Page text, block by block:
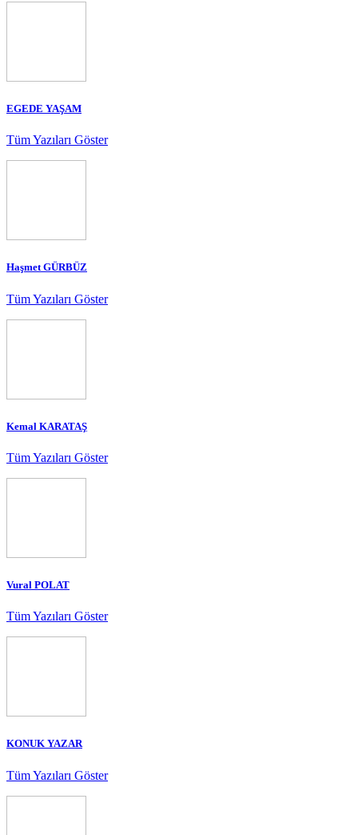
EGEDE YAŞAM
Tüm Yazıları Göster
Haşmet GÜRBÜZ
Tüm Yazıları Göster
Kemal KARATAŞ
Tüm Yazıları Göster
Vural POLAT
Tüm Yazıları Göster
KONUK YAZAR
Tüm Yazıları Göster